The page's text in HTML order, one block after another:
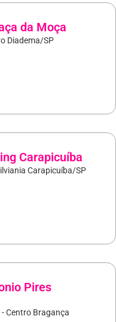
da Moça
Diadema/SP
Carapicuíba
Carapicuíba/SP
Pires
Centro Bragança